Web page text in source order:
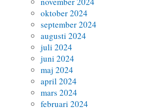
oktober 2024
september 2024
augusti 2024
juli 2024
juni 2024
maj 2024
april 2024
mars 2024
februari 2024